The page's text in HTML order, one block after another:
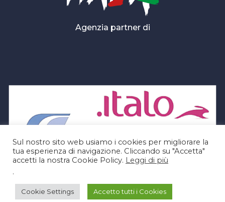
Agenzia partner di
Sul nostro sito web usiamo i cookies per migliorare la
tua esperienza di navigazione. Cliccando su "Accetta"
accetti la nostra Cookie Policy. Leggi di più
.
Cookie Settings Accetto tutti i Cookies